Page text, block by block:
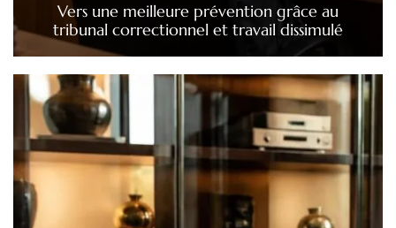
Vers une meilleure prévention grâce au
tribunal correctionnel et travail dissimulé